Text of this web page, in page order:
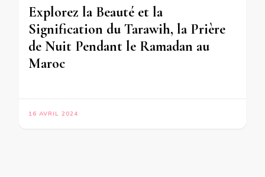
Explorez la Beauté et la
Signification du Tarawih, la Prière
de Nuit Pendant le Ramadan au
Maroc
16 AVRIL 2024